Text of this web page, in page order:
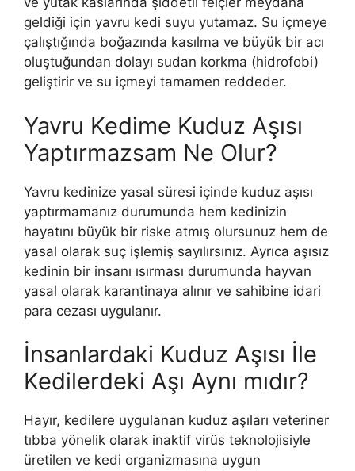
geldiği için yavru kedi suyu yutamaz. Su içmeye
çalıştığında boğazında kasılma ve büyük bir acı
oluştuğundan dolayı sudan korkma (hidrofobi)
geliştirir ve su içmeyi tamamen reddeder.
Yavru Kedime Kuduz Aşısı
Yaptırmazsam Ne Olur?
Yavru kedinize yasal süresi içinde kuduz aşısı
yaptırmamanız durumunda hem kedinizin
hayatını büyük bir riske atmış olursunuz hem de
yasal olarak suç işlemiş sayılırsınız. Ayrıca aşısız
kedinin bir insanı ısırması durumunda hayvan
yasal olarak karantinaya alınır ve sahibine idari
para cezası uygulanır.
İnsanlardaki Kuduz Aşısı İle
Kedilerdeki Aşı Aynı mıdır?
Hayır, kedilere uygulanan kuduz aşıları veteriner
tıbba yönelik olarak inaktif virüs teknolojisiyle
üretilen ve kedi organizmasına uygun